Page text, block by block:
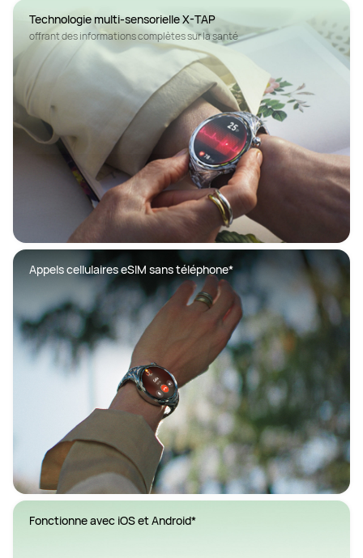
Technologie multi-sensorielle X-TAP
offrant des informations complètes sur la santé
Appels cellulaires eSIM sans téléphone*
Fonctionne avec iOS et Android*